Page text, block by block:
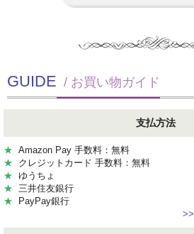
GUIDE / お買い物ガイド
支払方法
★ Amazon Pay 手数料：無料
★ クレジットカード 手数料：無料
★ ゆうちょ
★ 三井住友銀行
★ PayPay銀行
>>